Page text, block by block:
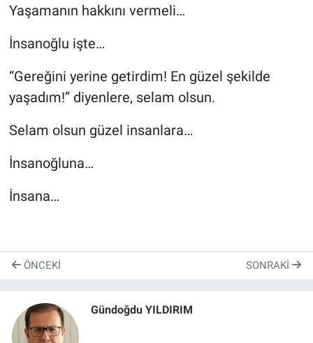
Yaşamanın hakkını vermeli…
İnsanoğlu işte…
“Gereğini yerine getirdim! En güzel şekilde
yaşadım!” diyenlere, selam olsun.
Selam olsun güzel insanlara…
İnsanoğluna…
İnsana…
ÖNCEKI SONRAKI
Gündoğdu YILDIRIM